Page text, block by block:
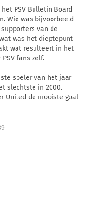
PSV Bulletin Board
Wie was bijvoorbeeld
van de
was het dieptepunt
wat resulteert in het
fans zelf.
speler van het jaar
slechtste in 2000.
United de mooiste goal